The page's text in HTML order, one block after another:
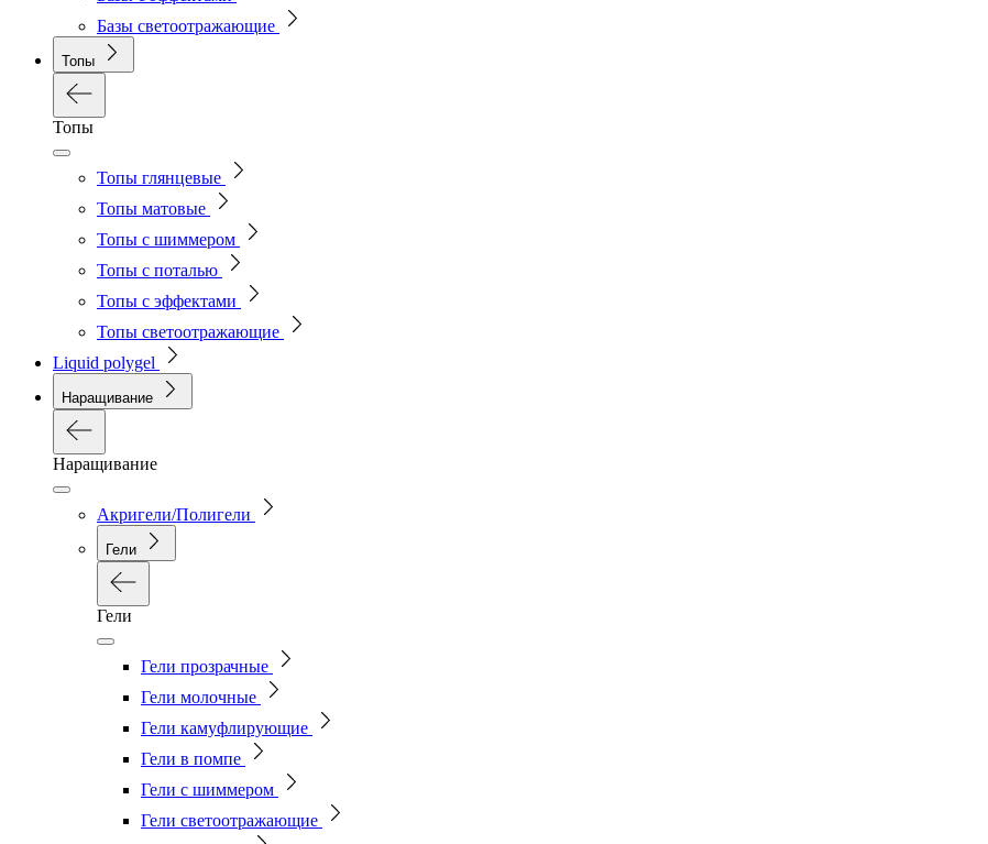
Базы светоотражающие
Топы
Топы
Топы глянцевые
Топы матовые
Топы с шиммером
Топы с поталью
Топы с эффектами
Топы светоотражающие
Liquid polygel
Наращивание
Наращивание
Акригели/Полигели
Гели
Гели
Гели прозрачные
Гели молочные
Гели камуфлирующие
Гели в помпе
Гели с шиммером
Гели светоотражающие